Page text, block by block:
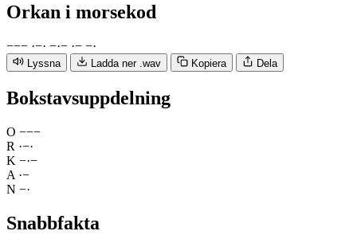
Orkan i morsekod
−−− ·−· −·− ·− −·
Lyssna Ladda ner .wav Kopiera Dela
Bokstavsuppdelning
O −−−
R ·−·
K −·−
A ·−
N −·
Snabbfakta